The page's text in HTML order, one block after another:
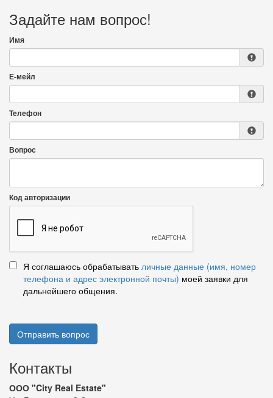
Задайте нам вопрос!
Имя
Е-мейл
Телефон
Вопрос
Код авторизации
Я соглашаюсь обрабатывать личные данные (имя, номер
телефона и адрес электронной почты) моей заявки для
дальнейшего общения.
Отправить вопрос
Контакты
ООО "City Real Estate"